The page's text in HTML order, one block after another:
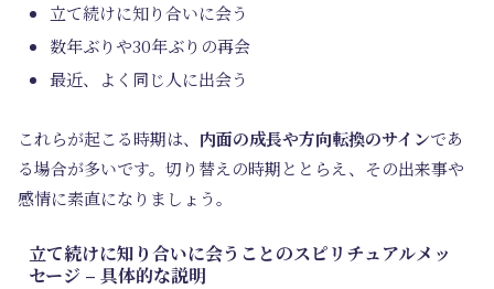
立て続けに知り合いに会う
数年ぶりや30年ぶりの再会
最近、よく同じ人に出会う
これらが起こる時期は、 内面の成長や方向転換のサインであ
る場合が多いです。切り替えの時期ととらえ、その出来事や
感情に素直になりましょう。
立て続けに知り合いに会うことのスピリチュアルメッ
セージ – 具体的な説明